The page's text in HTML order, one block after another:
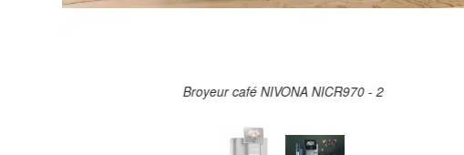
Broyeur café NIVONA NICR970 - 2